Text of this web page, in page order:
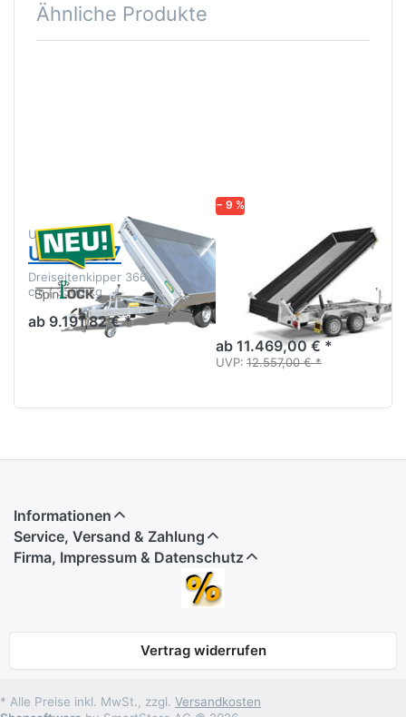
Ähnliche Produkte
UNSINN
UDK 3617
Dreiseitenkipper 366 x 175
cm / 3500 kg
ab 9.191,82 € *
− 9 %
HTK 3500.37
Stahl Black
Der neue Dreiseitenkipper
3,63 m Stahl
ab 11.469,00 € *
UVP: 12.557,00 € *
Informationen
Service, Versand & Zahlung
Firma, Impressum & Datenschutz
Vertrag widerrufen
* Alle Preise inkl. MwSt., zzgl. Versandkosten